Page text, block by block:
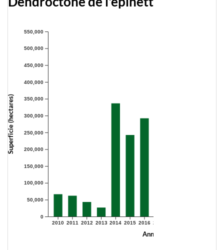
2010 2011 2012 2013 2014 2015 2016 2017
Année
0
50,000
100,000
150,000
200,000
250,000
300,000
350,000
400,000
450,000
500,000
550,000
Superficie (hectares)